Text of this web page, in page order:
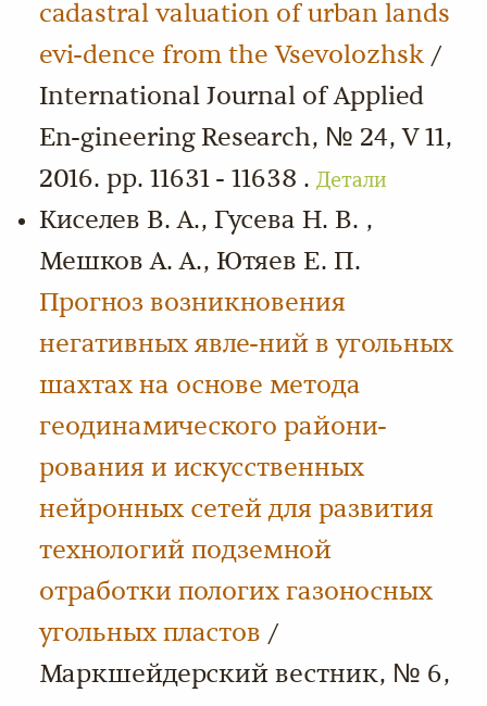
cadastral valuation of urban lands
evi-dence from the Vsevolozhsk /
International Journal of Applied
En-gineering Research, № 24, V 11,
2016. pp. 11631 - 11638 . Детали
Киселев В. А., Гусева Н. В. ,
Мешков А. А., Ютяев Е. П.
Прогноз возникновения
негативных явле-ний в угольных
шахтах на основе метода
геодинамического райони-
рования и искусственных
нейронных сетей для развития
технологий подземной
отработки пологих газоносных
угольных пластов /
Маркшейдерский вестник, № 6,